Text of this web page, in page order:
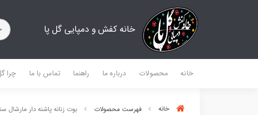
خانه کفش و دمپایی گل پا
خانه محصولات درباره ما راهنما تماس با ما چرا
خانه فهرست محصولات بوت زنانه پاشنه دار مارشال